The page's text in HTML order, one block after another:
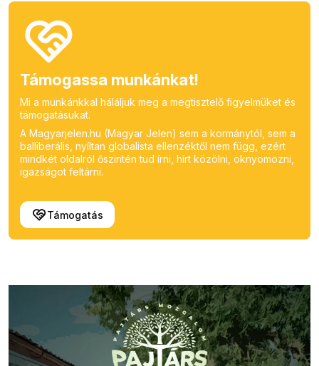
Támogassa munkánkat!
Mi a munkánkkal háláljuk meg a megtisztelő figyelmüket és
támogatásukat.
A Magyarjelen.hu (Magyar Jelen) sem a kormánytól, sem a
balliberális, nyíltan globalista ellenzéktől nem függ, ezért
mindkét oldalról őszintén tud írni, hírt közölni, oknyomozni,
igazságot feltárni.
Támogatás